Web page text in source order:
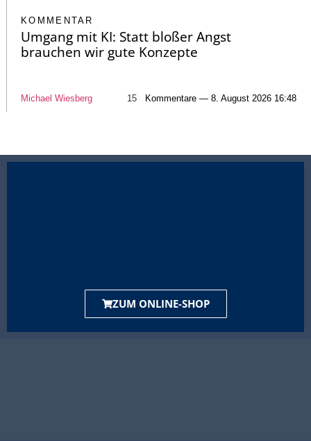
KOMMENTAR
Umgang mit KI: Statt bloßer Angst
brauchen wir gute Konzepte
Michael Wiesberg 15 Kommentare — 8. August 2026 16:48
ZUM ONLINE-SHOP